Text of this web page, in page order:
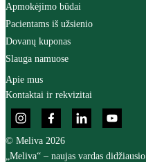
Apmokėjimo būdai
Pacientams iš užsienio
Dovanų kuponas
Slauga namuose
Apie mus
Kontaktai ir rekvizitai
© Meliva 2026
„Meliva“ – naujas vardas